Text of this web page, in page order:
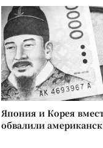
Япония и Корея
обвалили